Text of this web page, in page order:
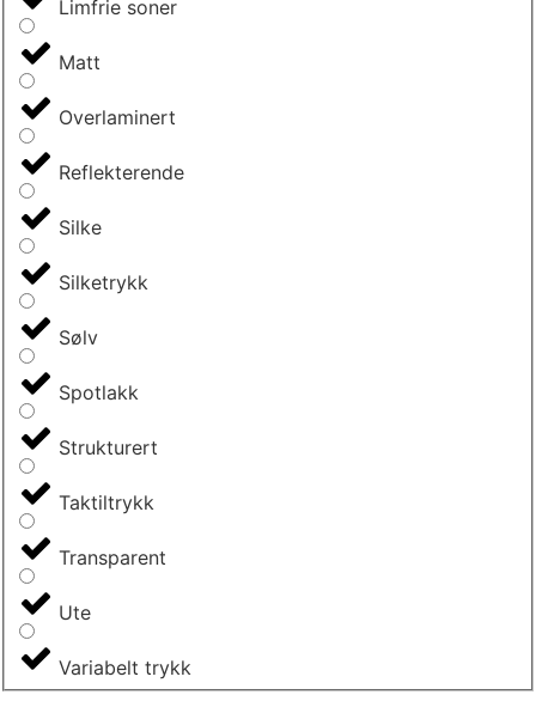
Limfrie soner
Matt
Overlaminert
Reflekterende
Silke
Silketrykk
Sølv
Spotlakk
Strukturert
Taktiltrykk
Transparent
Ute
Variabelt trykk